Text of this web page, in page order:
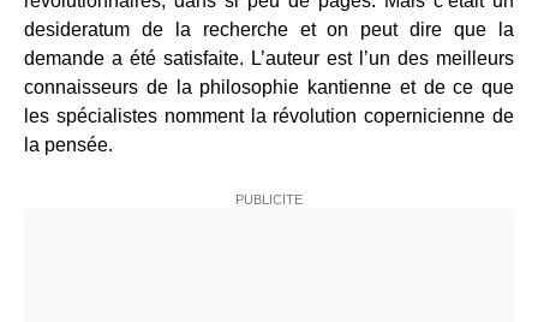
desideratum de la recherche et on peut dire que la
demande a été satisfaite. L’auteur est l’un des meilleurs
connaisseurs de la philosophie kantienne et de ce que
les spécialistes nomment la révolution copernicienne de
la pensée.